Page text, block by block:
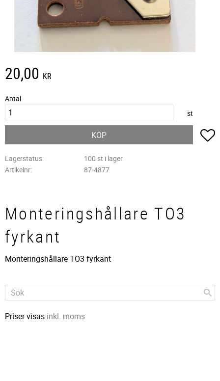
20,00 KR
Antal
st
KÖP
Lagerstatus
100 st i lager
Artikelnr
87-4877
Monteringshållare TO3
fyrkant
Monteringshållare TO3 fyrkant
Priser visas inkl. moms